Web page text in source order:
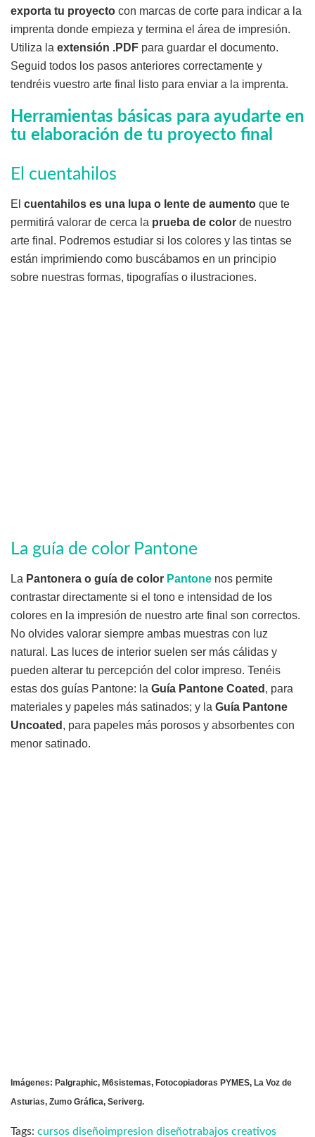
exporta tu proyecto con marcas de corte para indicar a la
imprenta donde empieza y termina el área de impresión.
Utiliza la extensión .PDF para guardar el documento.
Seguid todos los pasos anteriores correctamente y
tendréis vuestro arte final listo para enviar a la imprenta.
Herramientas básicas para ayudarte en
tu elaboración de tu proyecto final
El cuentahilos
El cuentahilos es una lupa o lente de aumento que te
permitirá valorar de cerca la prueba de color de nuestro
arte final. Podremos estudiar si los colores y las tintas se
están imprimiendo como buscábamos en un principio
sobre nuestras formas, tipografías o ilustraciones.
La guía de color Pantone
La Pantonera o guía de color Pantone nos permite
contrastar directamente si el tono e intensidad de los
colores en la impresión de nuestro arte final son correctos.
No olvides valorar siempre ambas muestras con luz
natural. Las luces de interior suelen ser más cálidas y
pueden alterar tu percepción del color impreso. Tenéis
estas dos guías Pantone: la Guía Pantone Coated , para
materiales y papeles más satinados; y la Guía Pantone
Uncoated , para papeles más porosos y absorbentes con
menor satinado.
Imágenes: Palgraphic, M6sistemas, Fotocopiadoras PYMES, La Voz de
Asturias, Zumo Gráfica, Seriverg.
Tags: cursos diseñoimpresion diseñotrabajos creativos